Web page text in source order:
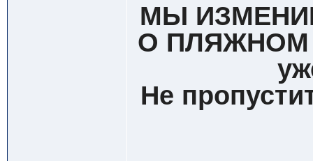
МЫ
О ПЛЯЖНОМ
Не